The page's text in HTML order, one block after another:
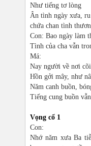
Như tiếng tơ lòng
Ân tình ngày xưa,
chứa chan tình
Con: Bao ngày làm
Tình của cha vẫn
Má:
Nay người về nơi
Hồn gởi mây, như
Năm canh buồn,
Tiếng cung buồn
Vọng cổ 1
Con:
Nhớ năm xưa Ba